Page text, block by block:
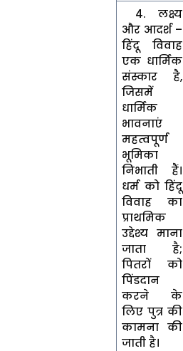
4. लक्ष्य
और आदर्श –
हिंदू विवाह
एक धार्मिक
संस्कार है,
जिसमें
धार्मिक
भावनाएं
महत्वपूर्ण
भूमिका
निभाती हैं।
धर्म को हिंदू
विवाह का
प्राथमिक
उद्देश्य माना
जाता है;
पितरों को
पिंडदान
करने के
लिए पुत्र की
कामना की
जाती है।